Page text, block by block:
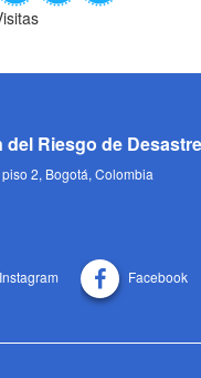
Riesgo de
2, Bogotá, Colombia
Instagram Facebook